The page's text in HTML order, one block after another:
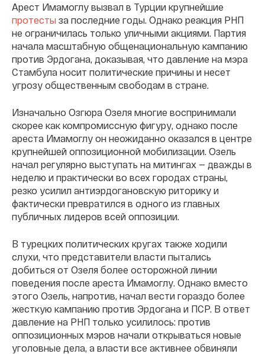
Арест Имамоглу вызвал в Турции крупнейшие
протесты за последние годы. Однако реакция РНП
не ограничилась только уличными акциями. Партия
начала масштабную общенациональную кампанию
против Эрдогана, доказывая, что давление на мэра
Стамбула носит политические причины и несет
угрозу общественным свободам в стране.
Изначально Озгюра Озеля многие воспринимали
скорее как компромиссную фигуру, однако после
ареста Имамоглу он неожиданно оказался в центре
крупнейшей оппозиционной мобилизации. Озель
начал регулярно выступать на митингах — дважды в
неделю и практически во всех городах страны,
резко усилил антиэрдогановскую риторику и
фактически превратился в одного из главных
публичных лидеров всей оппозиции.
В турецких политических кругах также ходили
слухи, что представители власти пытались
добиться от Озеля более осторожной линии
поведения после ареста Имамоглу. Однако вместо
этого Озель, напротив, начал вести гораздо более
жесткую кампанию против Эрдогана и ПСР. В ответ
давление на РНП только усилилось: против
оппозиционных мэров начали открываться новые
уголовные дела, а власти все активнее обвиняли